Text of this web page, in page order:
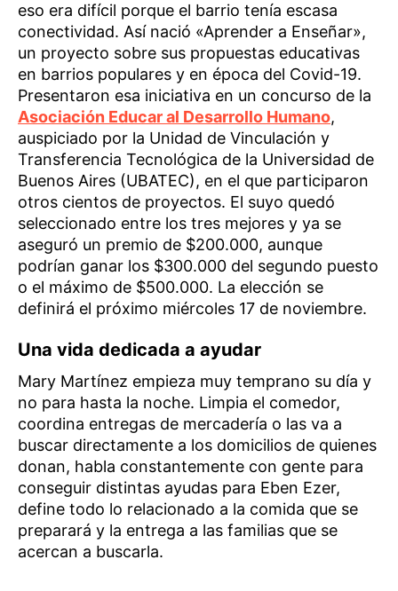
eso era difícil porque el barrio tenía escasa
conectividad. Así nació «Aprender a Enseñar»,
un proyecto sobre sus propuestas educativas
en barrios populares y en época del Covid-19.
Presentaron esa iniciativa en un concurso de la
Asociación Educar al Desarrollo Humano,
auspiciado por la Unidad de Vinculación y
Transferencia Tecnológica de la Universidad de
Buenos Aires (UBATEC), en el que participaron
otros cientos de proyectos. El suyo quedó
seleccionado entre los tres mejores y ya se
aseguró un premio de $200.000, aunque
podrían ganar los $300.000 del segundo puesto
o el máximo de $500.000. La elección se
definirá el próximo miércoles 17 de noviembre.
Una vida dedicada a ayudar
Mary Martínez empieza muy temprano su día y
no para hasta la noche. Limpia el comedor,
coordina entregas de mercadería o las va a
buscar directamente a los domicilios de quienes
donan, habla constantemente con gente para
conseguir distintas ayudas para Eben Ezer,
define todo lo relacionado a la comida que se
preparará y la entrega a las familias que se
acercan a buscarla.